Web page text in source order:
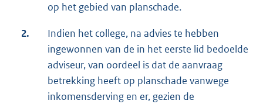
op het gebied van planschade.
2.
Indien het college, na advies te hebben
ingewonnen van de in het eerste lid bedoelde
adviseur, van oordeel is dat de aanvraag
betrekking heeft op planschade vanwege
inkomensderving en er, gezien de